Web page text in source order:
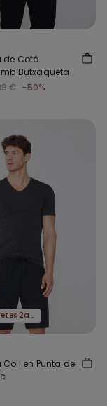
de Cotó
Butxaqueta
€ -50%
Samarretes 2a al -50%
en Punta de